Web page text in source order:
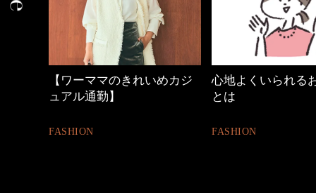
心地よくいられるおしゃれ
とは
FASHION
働く女性のバ